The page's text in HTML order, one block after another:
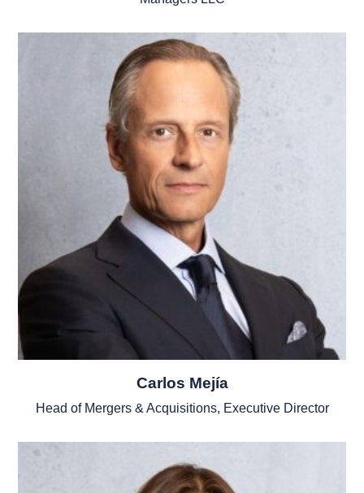
Carlos Mejía
Head of Mergers & Acquisitions, Executive Director